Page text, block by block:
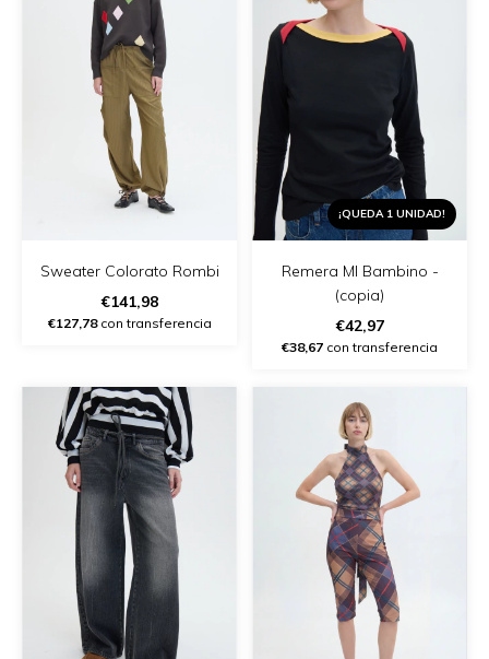
Sweater Colorato Rombi
€141,98
€127,78con transferencia
¡QUEDA 1 UNIDAD!
Remera Ml Bambino -
(copia)
€42,97
€38,67 con transferencia